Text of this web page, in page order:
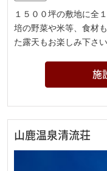
１５００坪の敷地に全
培の野菜や米等、食材
た露天もお楽しみ下さい
施
山鹿温泉清流荘